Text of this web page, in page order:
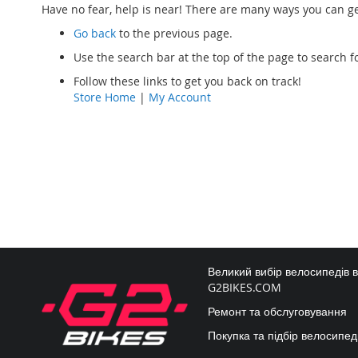
Have no fear, help is near! There are many ways you can
Go back to the previous page.
Use the search bar at the top of the page to search
Follow these links to get you back on track!
Store Home | My Account
Великий вибір велосипедів
G2BIKES.COM
Ремонт та обслуговування
Покупка та підбір